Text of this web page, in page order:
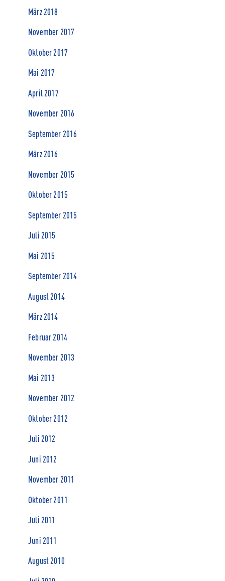
März 2018
November 2017
Oktober 2017
Mai 2017
April 2017
November 2016
September 2016
März 2016
November 2015
Oktober 2015
September 2015
Juli 2015
Mai 2015
September 2014
August 2014
März 2014
Februar 2014
November 2013
Mai 2013
November 2012
Oktober 2012
Juli 2012
Juni 2012
November 2011
Oktober 2011
Juli 2011
Juni 2011
August 2010